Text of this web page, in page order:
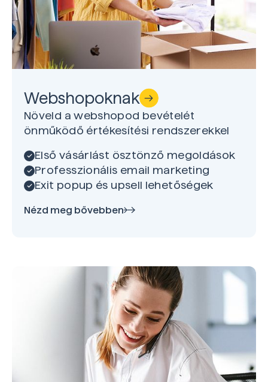
Webshopoknak
Növeld a webshopod bevételét
önműködő értékesítési rendszerekkel
Első vásárlást ösztönző megoldások
Professzionális email marketing
Exit popup és upsell lehetőségek
Nézd meg bővebben